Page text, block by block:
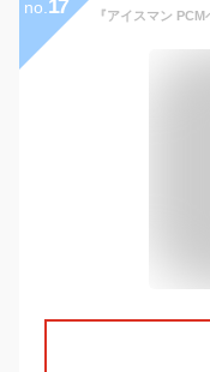
no. 17